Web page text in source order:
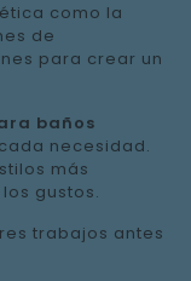
como la
de
para crear un
baños
necesidad.
más
gustos.
trabajos antes